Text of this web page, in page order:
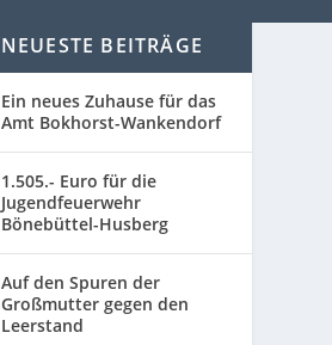
NEUESTE BEITRÄGE
Ein neues Zuhause für das
Amt Bokhorst-Wankendorf
1.505.- Euro für die
Jugendfeuerwehr
Bönebüttel-Husberg
Auf den Spuren der
Großmutter gegen den
Leerstand